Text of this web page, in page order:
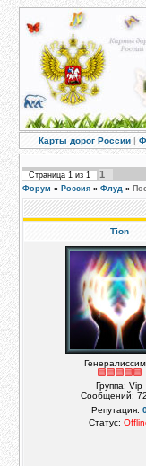
Карты дорог России |
Страница 1 из 1 1
Форум » Россия » Флуд »
Tion
Группа: Vip
Сообщений:
Репутация:
Статус: